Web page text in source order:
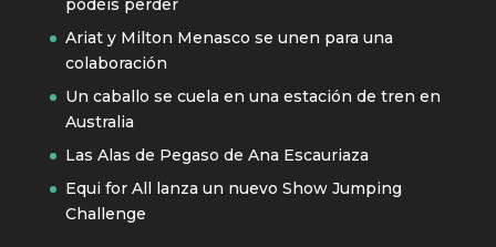
podéis perder
Ariat y Milton Menasco se unen para una
colaboración
Un caballo se cuela en una estación de tren en
Australia
Las Alas de Pegaso de Ana Escauriaza
Equi for All lanza un nuevo Show Jumping
Challenge